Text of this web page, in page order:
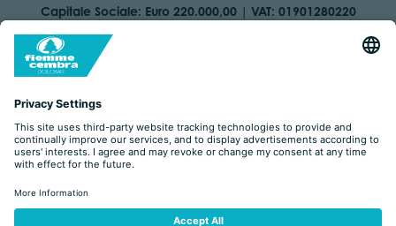
Capitale Sociale: Euro 220.000,00 | VAT: 01901280220
COOKIES IMPRINT
ORGANIZZAZIONE TRASPARENTE